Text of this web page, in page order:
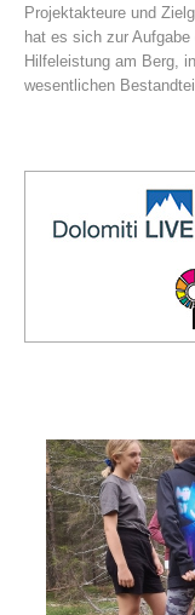
Direction
Projektakteure und
hat es sich zur
Hilfeleistung am Berg,
wesentlichen